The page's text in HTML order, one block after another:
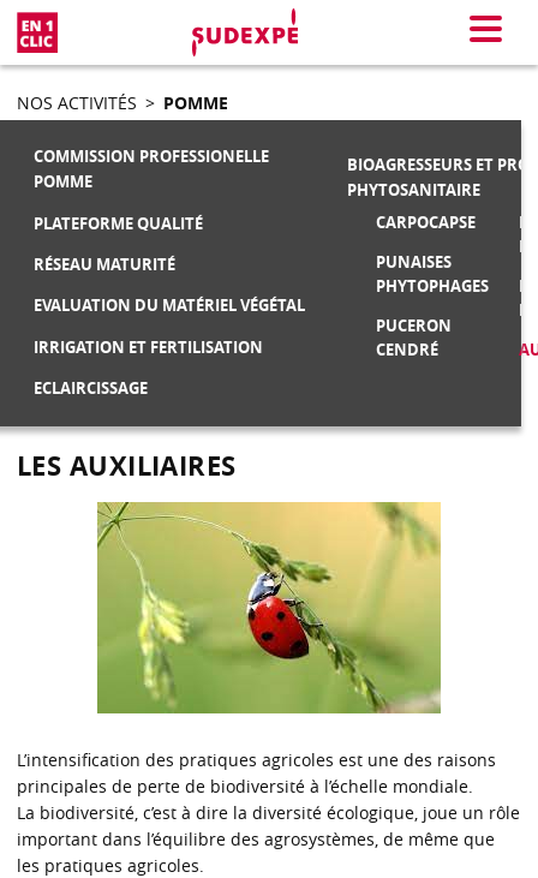
Menu
NOS ACTIVITÉS > POMME
COMMISSION PROFESSIONELLE
POMME
PLATEFORME QUALITÉ
RÉSEAU MATURITÉ
EVALUATION DU MATÉRIEL VÉGÉTAL
IRRIGATION ET FERTILISATION
ECLAIRCISSAGE
BIOAGRESSEURS ET
PHYTOSANITAIRE
CARPOCAPSE
PUNAISES
PHYTOPHAGES
PUCERON
CENDRÉ
LES AUXILIAIRES
L’intensification des pratiques agricoles est une des raisons
principales de perte de biodiversité à l’échelle mondiale.
La biodiversité, c’est à dire la diversité écologique, joue un rôle
important dans l’équilibre des agrosystèmes, de même que
les pratiques agricoles.